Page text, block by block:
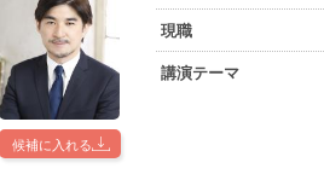
候補に入れる
現職
講演テーマ